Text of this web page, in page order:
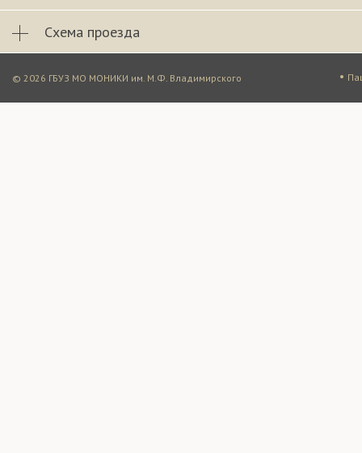
Схема проезда
© 2026 ГБУЗ МО МОНИКИ им. М.Ф. Владимирского •